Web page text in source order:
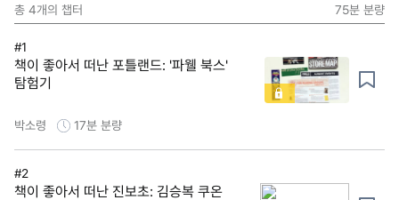
총 4개의 챕터 75분 분량
#1
책이 좋아서 떠난 포틀랜드: '파웰 북스'
탐험기
박소령 17분 분량
#2
책이 좋아서 떠난 진보초: 김승복 쿠온